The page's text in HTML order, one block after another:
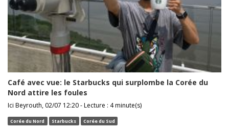
Café avec vue: le Starbucks qui surplombe la Corée du
Nord attire les foules
Ici Beyrouth, 02/07 12:20 - Lecture : 4 minute(s)
Corée du Nord Starbucks Corée du Sud